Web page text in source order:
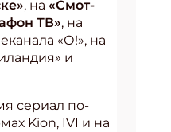
, на «Смот­
ТВ», на
«О!», на
и
сериал по­
Kion, IVI и на